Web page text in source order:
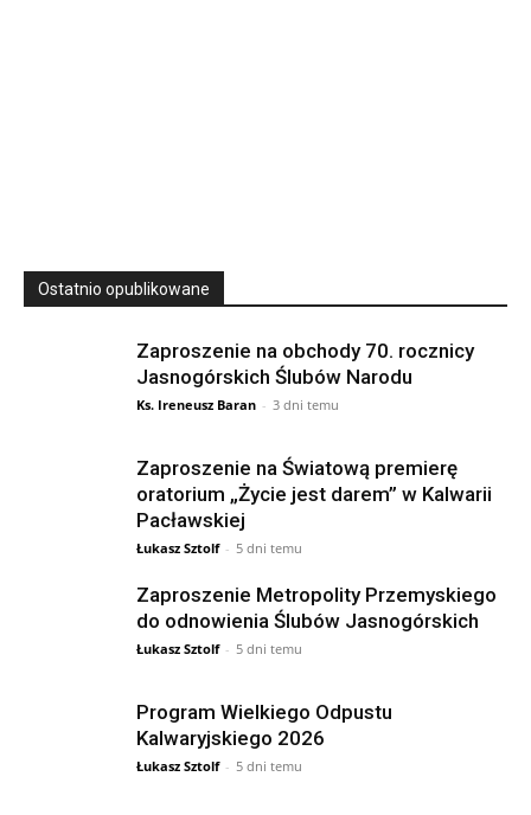
Ostatnio opublikowane
Zaproszenie na obchody 70. rocznicy
Jasnogórskich Ślubów Narodu
Ks. Ireneusz Baran - 3 dni temu
Zaproszenie na Światową premierę
oratorium „Życie jest darem” w Kalwarii
Pacławskiej
Łukasz Sztolf - 5 dni temu
Zaproszenie Metropolity Przemyskiego
do odnowienia Ślubów Jasnogórskich
Łukasz Sztolf - 5 dni temu
Program Wielkiego Odpustu
Kalwaryjskiego 2026
Łukasz Sztolf - 5 dni temu